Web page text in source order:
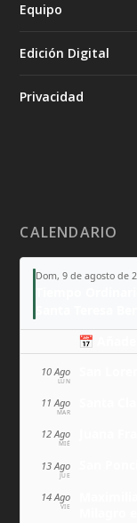
Equipo
Edición Digital
Privacidad
CALENDARIO
Dom, 9 de agosto de
📅
10 Ago
LUN
11 Ago
MAR
12 Ago
MIÉ
13 Ago
JUE
14 Ago
VIE